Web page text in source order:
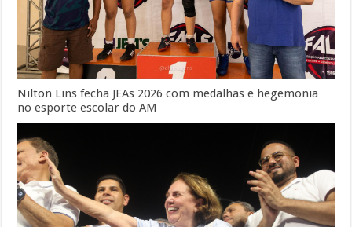
Nilton Lins fecha JEAs 2026 com medalhas e hegemonia
no esporte escolar do AM